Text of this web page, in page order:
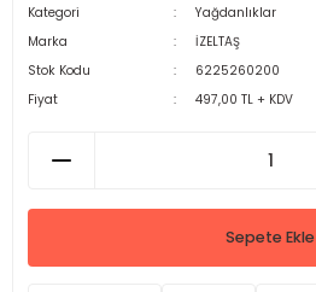
Kategori
Yağdanlıklar
Marka
İZELTAŞ
Stok Kodu
6225260200
Fiyat
497,00 TL + KDV
Sepete Ekle